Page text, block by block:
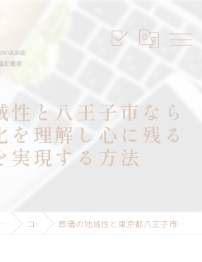
性と八王子市なら
を理解し心に残る
実現する方法
ープランニング東花堂 コラム 葬儀の地域性と東京都八王子市ならではの文化を理解し心に残る儀式を実現する方法